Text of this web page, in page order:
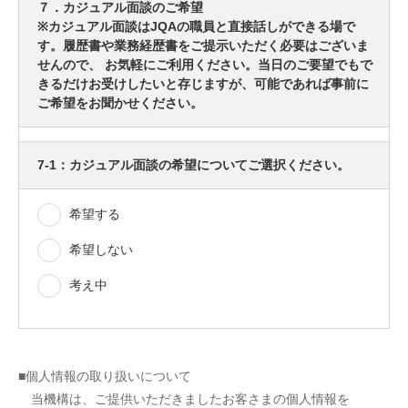
７．カジュアル面談のご希望
※カジュアル面談はJQAの職員と直接話しができる場で
す。履歴書や業務経歴書をご提示いただく必要はございま
せんので、 お気軽にご利用ください。当日のご要望でもで
きるだけお受けしたいと存じますが、可能であれば事前に
ご希望をお聞かせください。
7-1：カジュアル面談の希望についてご選択ください。
希望する
希望しない
考え中
■個人情報の取り扱いについて
当機構は、ご提供いただきましたお客さまの個人情報を